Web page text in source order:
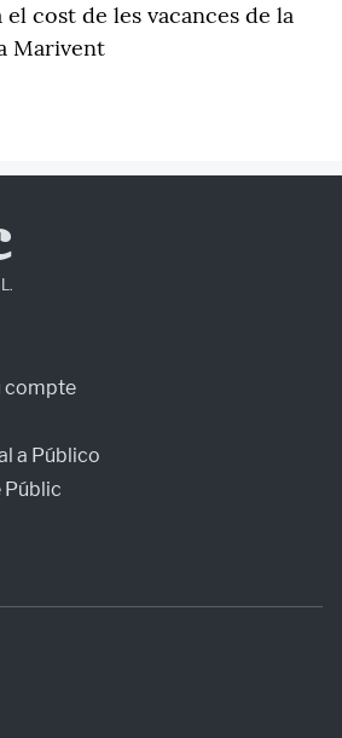
cost de les vacances de la
Marivent
compte
a Público
Públic